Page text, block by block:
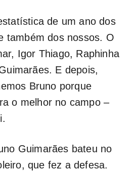
de um ano dos
também dos nossos. O
Igor Thiago, Raphinha
E depois,
Bruno porque
o melhor no campo –
Guimarães bateu no
que fez a defesa.